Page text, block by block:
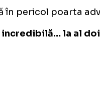
în pericol poarta
la al